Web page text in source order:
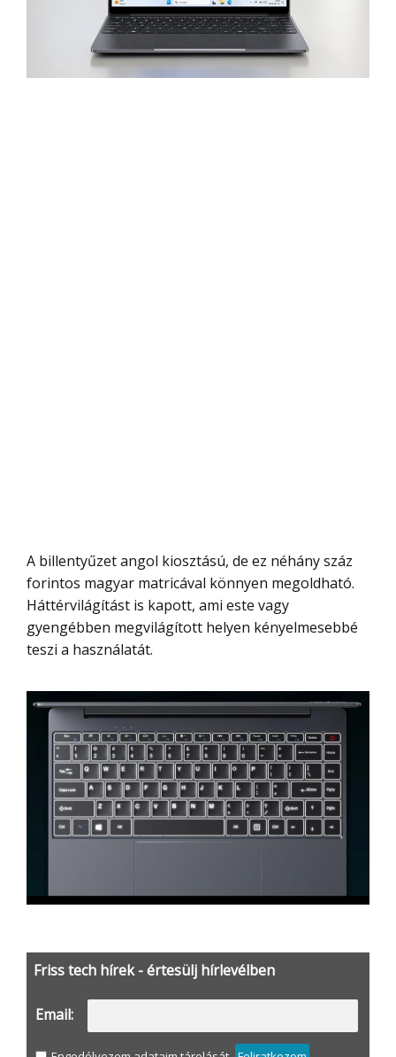
A billentyűzet angol kiosztású, de ez néhány száz
forintos magyar matricával könnyen megoldható.
Háttérvilágítást is kapott, ami este vagy
gyengébben megvilágított helyen kényelmesebbé
teszi a használatát.
Friss tech hírek - értesülj hírlevélben
Email: